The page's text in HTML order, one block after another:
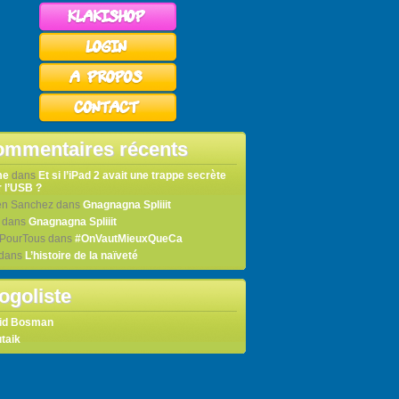
récents
dans Et si l’iPad 2 avait une trappe secrète
l’USB ?
Sanchez dans Gnagnagna Spliiit
dans Gnagnagna Spliiit
dans #OnVautMieuxQueCa
L’histoire de la naïveté
Bosman